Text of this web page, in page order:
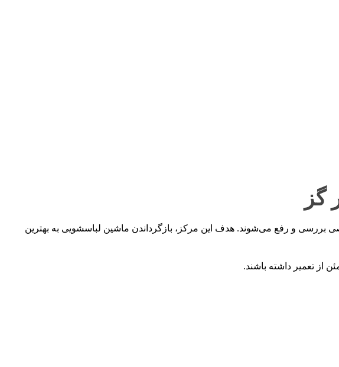
گز
و رفع می‌شوند. هدف این مرکز، بازگرداندن ماشین لباسشویی به بهترین
از تعمیر داشته باشند.